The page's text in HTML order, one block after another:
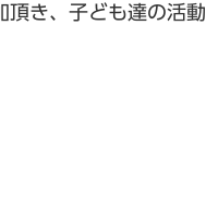
頂き、子ども達の活動